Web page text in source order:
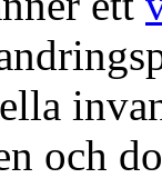
och